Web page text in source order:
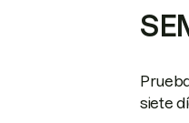
siete